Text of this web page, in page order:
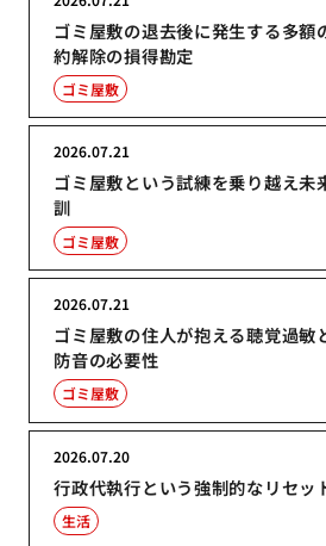
ゴミ屋敷の退去後に発生する多額
約解除の損得勘定
ゴミ屋敷
ゴミ屋敷という試練を乗り越え未
訓
2026.07.21
ゴミ屋敷
ゴミ屋敷の住人が抱える聴覚過敏
防音の必要性
2026.07.21
ゴミ屋敷
行政代執行という強制的なリセッ
2026.07.20
生活